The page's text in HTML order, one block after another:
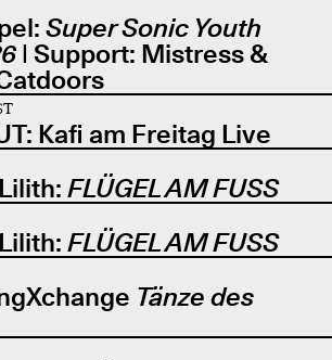
Super Sonic Youth
| Support: Mistress &
Kafi am Freitag Live
FLÜGEL AM FUSS
FLÜGEL AM FUSS
Tänze des